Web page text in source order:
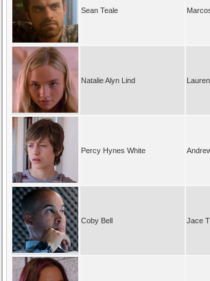
Sean Teale
Natalie Alyn Lind
Percy Hynes White
Coby Bell Jace